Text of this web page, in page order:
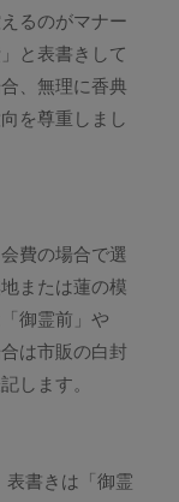
るのがマナー
と表書きして
、無理に香典
を尊重しまし
費の場合で選
または蓮の模
御霊前」や
は市販の白封
します。
表書きは「御霊